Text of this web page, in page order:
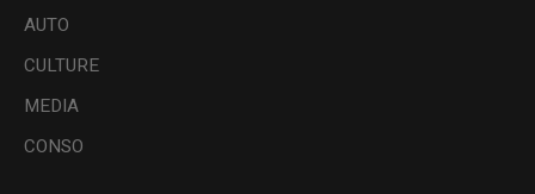
AUTO
CULTURE
MEDIA
CONSO